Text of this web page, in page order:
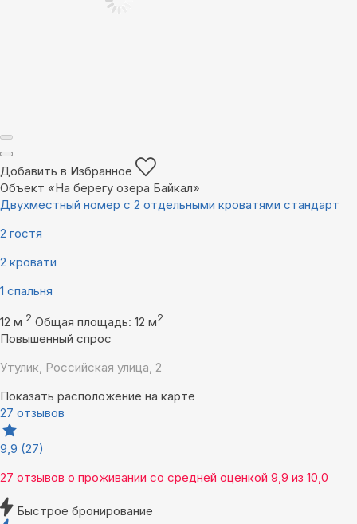
Добавить в Избранное
Объект «На берегу озера Байкал»
Двухместный номер с 2 отдельными кроватями стандарт
2 гостя
2 кровати
1 спальня
12 м 2 Общая площадь: 12 м2
Повышенный спрос
Утулик, Российская улица, 2
Показать расположение на карте
27 отзывов
9,9 (27)
27 отзывов о проживании со средней оценкой 9,9 из 10,0
Быстрое бронирование